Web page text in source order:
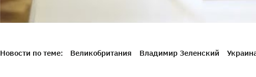
Новости по теме: Великобритания Владимир Зеленский